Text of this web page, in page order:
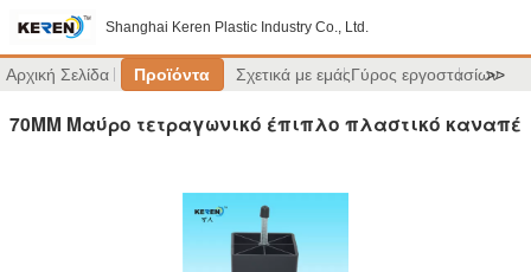
Shanghai Keren Plastic Industry Co., Ltd.
Αρχική Σελίδα Προϊόντα Σχετικά με εμάςΓύρος εργοστασίων
>>
70MM Μαύρο τετραγωνικό έπιπλο πλαστικό καναπέ